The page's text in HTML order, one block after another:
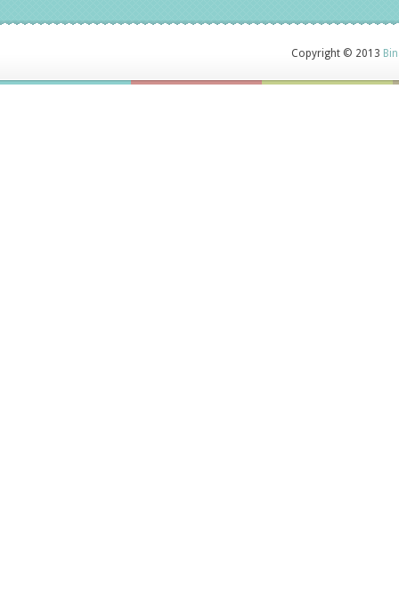
Copyright © 2013